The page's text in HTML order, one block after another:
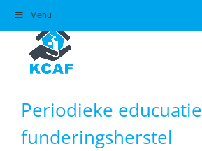
content
Periodieke educuatie
funderingsherstel
Menu